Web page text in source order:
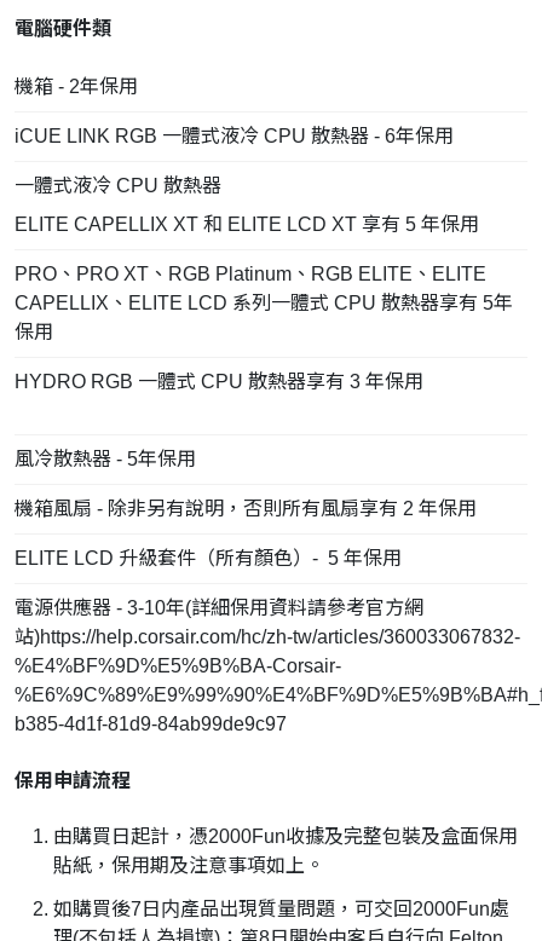
電腦硬件類
機箱 - 2年保用
iCUE LINK RGB 一體式液冷 CPU 散熱器 - 6年保用
一體式液冷 CPU 散熱器
ELITE CAPELLIX XT 和 ELITE LCD XT 享有 5 年保用
PRO、PRO XT、RGB Platinum、RGB ELITE、ELITE
CAPELLIX、ELITE LCD 系列一體式 CPU 散熱器享有 5年
保用
HYDRO RGB 一體式 CPU 散熱器享有 3 年保用
風冷散熱器 - 5年保用
機箱風扇 - 除非另有說明，否則所有風扇享有 2 年保用
ELITE LCD 升級套件（所有顏色）- 5 年保用
電源供應器 - 3-10年(詳細保用資料請參考官方網
站)https://help.corsair.com/hc/zh-tw/articles/360033067832-
%E4%BF%9D%E5%9B%BA-Corsair-
b385-4d1f-81d9-84ab99de9c97
保用申請流程
由購買日起計，憑2000Fun收據及完整包裝及盒面保用
貼紙，保用期及注意事項如上。
如購買後7日内產品出現質量問題，可交回2000Fun處